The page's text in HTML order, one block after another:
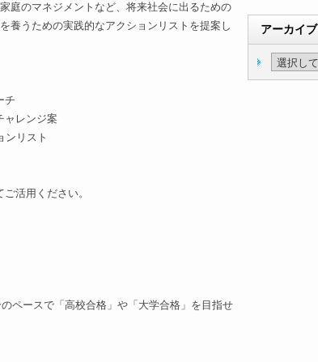
庭のマネジメントなど、将来社会に出るための
養うための実践的なアクションリストを提案し
チ
ャレンジ案
ンリスト
活用ください。
ペースで「高校合格」や「大学合格」を目指せ
アーカイブ